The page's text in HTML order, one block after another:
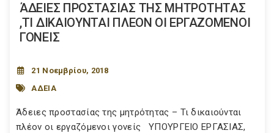
ΆΔΕΙΕΣ ΠΡΟΣΤΑΣΙΑΣ ΤΗΣ ΜΗΤΡΟΤΗΤΑΣ
,ΤΙ ΔΙΚΑΙΟΥΝΤΑΙ ΠΛΕΟΝ ΟΙ ΕΡΓΑΖΟΜΕΝΟΙ
ΓΟΝΕΙΣ
21 Νοεμβρίου, 2018
ΑΔΕΙΑ
Άδειες προστασίας της μητρότητας – Τι δικαιούνται
πλέον οι εργαζόμενοι γονείς ΥΠΟΥΡΓΕΙΟ EΡΓΑΣΙΑΣ,